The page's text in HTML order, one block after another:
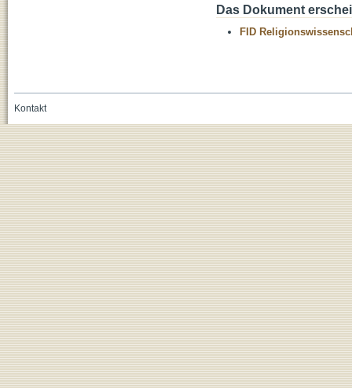
Das Dokument
FID
Kontakt